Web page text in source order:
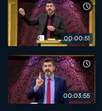
00:00:51
00:03:55